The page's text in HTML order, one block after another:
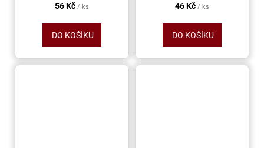
56 Kč / ks
DO KOŠÍKU
46 Kč / ks
DO KOŠÍKU